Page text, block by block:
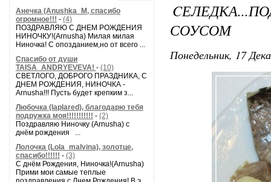
Анечка (Anushka_M, спасибо
огромное!!! - (4)
ПОЗДРАВЛЯЮ С ДНЕМ РОЖДЕНИЯ
НИНОЧКУ!(Arnusha) Милая милая
Ниночка! С опозданием,но от всего ...
Спасибо от души
TAISA_ANDRYEVEVA! - (10)
СВЕТЛОГО, ДОБРОГО ПРАЗДНИКА, С
ДНЕМ РОЖДЕНИЯ, НИНОЧКА -
Arnusha!!! Пусть будет крепким з...
Любочка (laplared), благодарю тебя
подружка моя!!!!!!!!!!! - (2)
Поздравляю Ниночку (Arnusha) с
днём рождения ...
Лолочка (Lola_malvina), золотце,
спасибо!!!!!! - (3)
С днём Рождения, Ниночка!(Аrnusha)
Прими мои самые теплые
СОУСОМ
Понедельник, 17